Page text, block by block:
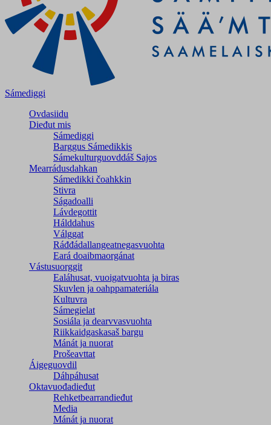
Sámediggi
Ovdasiidu
Dieđut mis
Sámediggi
Barggus Sámedikkis
Sámekulturguovddáš Sajos
Mearrádusdahkan
Sámedikki čoahkkin
Stivra
Ságadoalli
Lávdegottit
Hálddahus
Válggat
Ráđđádallangeatnegas­vuohta
Eará doaibmaorgánat
Vástusuorggit
Ealáhusat, vuoigatvuohta ja biras
Skuvlen ja oahppamateriála
Kultuvra
Sámegielat
Sosiála ja dearvvasvuohta
Riikkaidgaskasaš bargu
Mánát ja nuorat
Prošeavttat
Áigeguovdil
Dáhpáhusat
Oktavuođadieđut
Rehketbearrandieđut
Media
Mánát ja nuorat